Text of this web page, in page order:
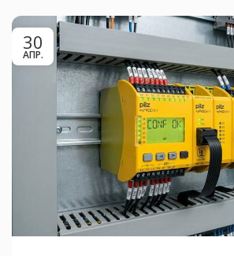
30
АПР.